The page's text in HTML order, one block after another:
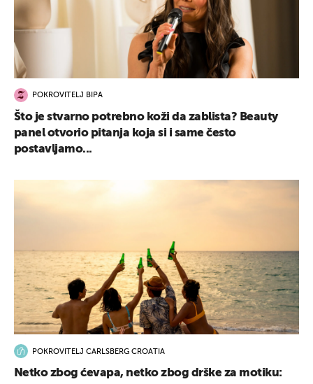
POKROVITELJ BIPA
Što je stvarno potrebno koži da zablista? Beauty
panel otvorio pitanja koja si i same često
postavljamo...
POKROVITELJ CARLSBERG CROATIA
Netko zbog ćevapa, netko zbog drške za motiku: